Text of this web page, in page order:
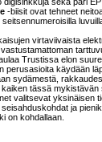
-biisit ovat tehneet
virtaviivaista
Trustissa elon
perusasioita käydään
sydämestä,
tässä
valitsevat yksinäisen
ja
on kohdallaan.